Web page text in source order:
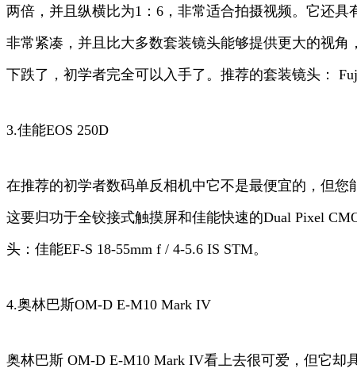
两倍，并且纵横比为1：6，非常适合拍摄视频。它还
非常紧凑，并且比大多数套装镜头能够提供更大的视
下跌了，初学者完全可以入手了。推荐的套装镜头：
3.佳能EOS 250D
在推荐的初学者数码单反相机中它不是最便宜的，但您
这要归功于全铰接式触摸屏和佳能快速的Dual Pixel
头：佳能EF-S 18-55mm f / 4-5.6 IS STM。
4.奥林巴斯OM-D E-M10 Mark IV
奥林巴斯 OM-D E-M10 Mark IV看上去很可爱，但它却